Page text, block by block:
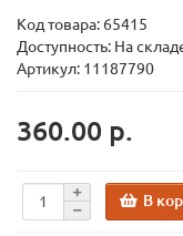
Код товара: 65415
Доступность: На
Артикул: 11187790
360.00 р.
В